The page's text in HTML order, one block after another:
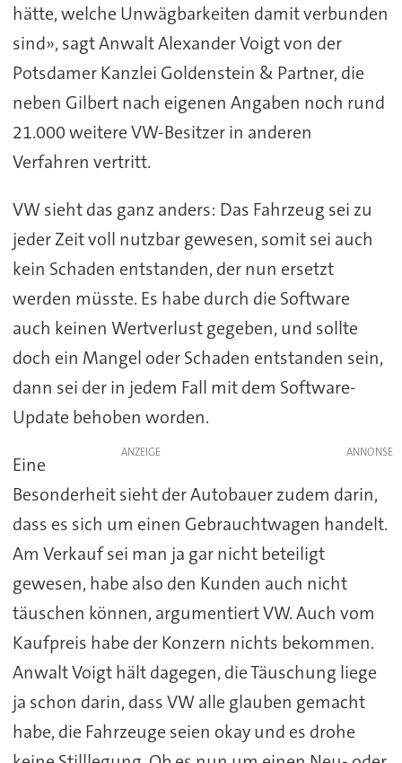
hätte, welche Unwägbarkeiten damit verbunden
sind», sagt Anwalt Alexander Voigt von der
Potsdamer Kanzlei Goldenstein & Partner, die
neben Gilbert nach eigenen Angaben noch rund
21.000 weitere VW-Besitzer in anderen
Verfahren vertritt.
VW sieht das ganz anders: Das Fahrzeug sei zu
jeder Zeit voll nutzbar gewesen, somit sei auch
kein Schaden entstanden, der nun ersetzt
werden müsste. Es habe durch die Software
auch keinen Wertverlust gegeben, und sollte
doch ein Mangel oder Schaden entstanden sein,
dann sei der in jedem Fall mit dem Software-
Update behoben worden.
ANZEIGE
Eine
Besonderheit sieht der Autobauer zudem darin,
dass es sich um einen Gebrauchtwagen handelt.
Am Verkauf sei man ja gar nicht beteiligt
gewesen, habe also den Kunden auch nicht
täuschen können, argumentiert VW. Auch vom
Kaufpreis habe der Konzern nichts bekommen.
Anwalt Voigt hält dagegen, die Täuschung liege
ja schon darin, dass VW alle glauben gemacht
habe, die Fahrzeuge seien okay und es drohe